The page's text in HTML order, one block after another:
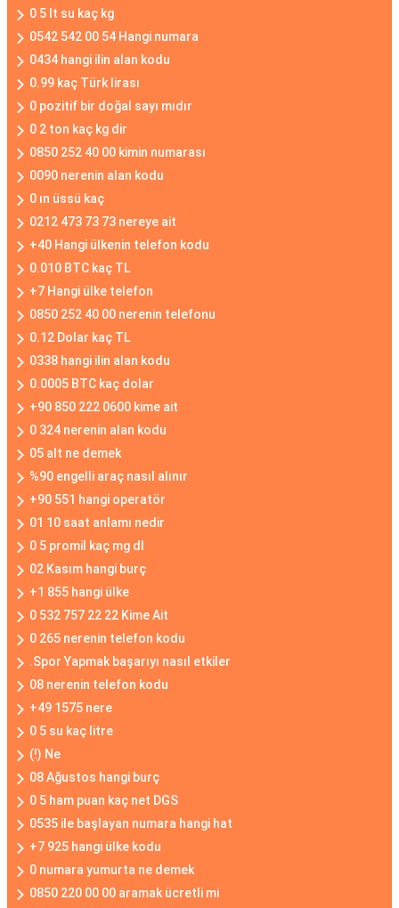
0 5 lt su kaç kg
0542 542 00 54 Hangi numara
0434 hangi ilin alan kodu
0.99 kaç Türk lirası
0 pozitif bir doğal sayı mıdır
0 2 ton kaç kg dir
0850 252 40 00 kimin numarası
0090 nerenin alan kodu
0 ın üssü kaç
0212 473 73 73 nereye ait
+40 Hangi ülkenin telefon kodu
0.010 BTC kaç TL
+7 Hangi ülke telefon
0850 252 40 00 nerenin telefonu
0.12 Dolar kaç TL
0338 hangi ilin alan kodu
0.0005 BTC kaç dolar
+90 850 222 0600 kime ait
0 324 nerenin alan kodu
05 alt ne demek
%90 engelli araç nasıl alınır
+90 551 hangi operatör
01 10 saat anlamı nedir
0 5 promil kaç mg dl
02 Kasım hangi burç
+1 855 hangi ülke
0 532 757 22 22 Kime Ait
0 265 nerenin telefon kodu
.Spor Yapmak başarıyı nasıl etkiler
08 nerenin telefon kodu
+49 1575 nere
0 5 su kaç litre
(!) Ne
08 Ağustos hangi burç
0 5 ham puan kaç net DGS
0535 ile başlayan numara hangi hat
+7 925 hangi ülke kodu
0 numara yumurta ne demek
0850 220 00 00 aramak ücretli mi